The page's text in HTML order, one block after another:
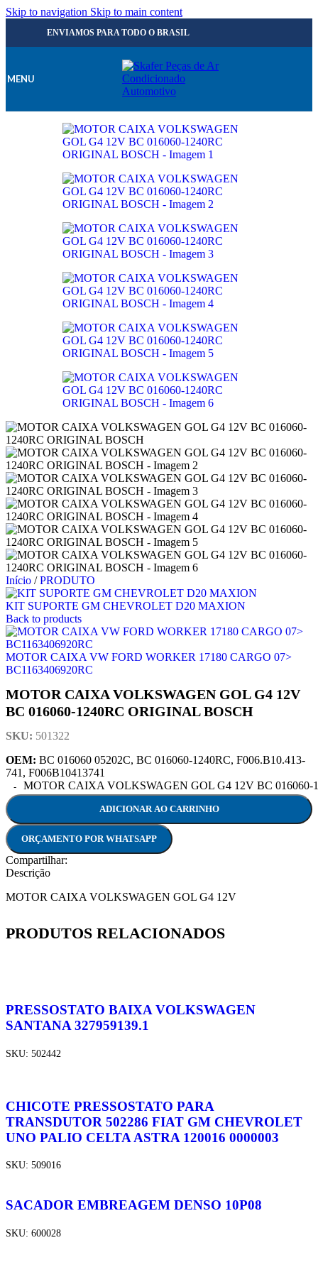
Skip to navigation Skip to main content
ENVIAMOS PARA TODO O BRASIL
MENU
Início / PRODUTO
KIT SUPORTE GM CHEVROLET D20 MAXION
Back to products
MOTOR CAIXA VW FORD WORKER 17180 CARGO 07>
BC1163406920RC
MOTOR CAIXA VOLKSWAGEN GOL G4 12V
BC 016060-1240RC ORIGINAL BOSCH
SKU: 501322
OEM: BC 016060 05202C, BC 016060-1240RC, F006.B10.413-
741, F006B10413741
MOTOR CAIXA VOLKSWAGEN GOL G4 12V BC 016060-
ADICIONAR AO CARRINHO
ORÇAMENTO POR WHATSAPP
Compartilhar:
Descrição
MOTOR CAIXA VOLKSWAGEN GOL G4 12V
PRODUTOS RELACIONADOS
PRESSOSTATO BAIXA VOLKSWAGEN
SANTANA 327959139.1
SKU: 502442
CHICOTE PRESSOSTATO PARA
TRANSDUTOR 502286 FIAT GM CHEVROLET
UNO PALIO CELTA ASTRA 120016 0000003
SKU: 509016
SACADOR EMBREAGEM DENSO 10P08
SKU: 600028